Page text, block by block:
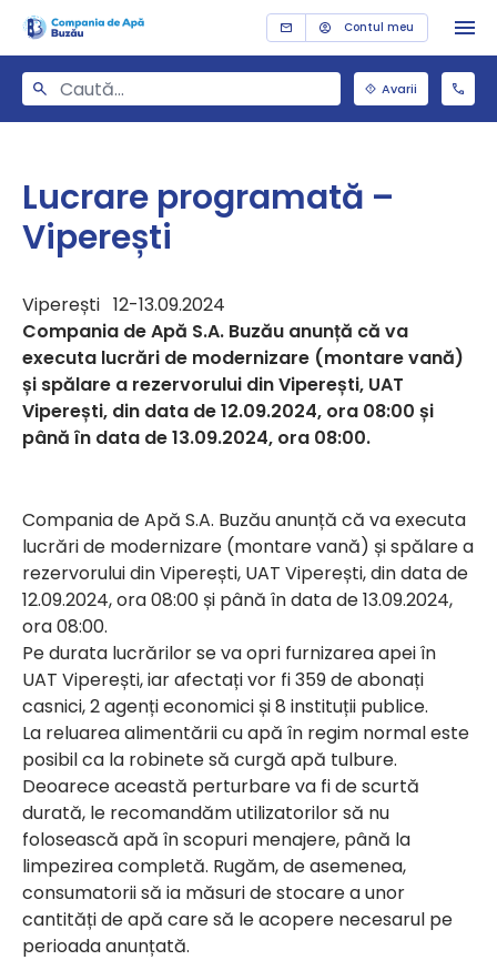
Contul meu
Avarii
Lucrare programată –
Viperești
Viperești 12-13.09.2024
Compania de Apă S.A. Buzău anunță că va
executa lucrări de modernizare (montare vană)
și spălare a rezervorului din Viperești, UAT
Viperești, din data de 12.09.2024, ora 08:00 și
până în data de 13.09.2024, ora 08:00.
Compania de Apă S.A. Buzău anunță că va executa
lucrări de modernizare (montare vană) și spălare a
rezervorului din Viperești, UAT Viperești, din data de
12.09.2024, ora 08:00 și până în data de 13.09.2024,
ora 08:00.
Pe durata lucrărilor se va opri furnizarea apei în
UAT Viperești, iar afectați vor fi 359 de abonați
casnici, 2 agenți economici și 8 instituții publice.
La reluarea alimentării cu apă în regim normal este
posibil ca la robinete să curgă apă tulbure.
Deoarece această perturbare va fi de scurtă
durată, le recomandăm utilizatorilor să nu
folosească apă în scopuri menajere, până la
limpezirea completă. Rugăm, de asemenea,
consumatorii să ia măsuri de stocare a unor
cantități de apă care să le acopere necesarul pe
perioada anunțată.